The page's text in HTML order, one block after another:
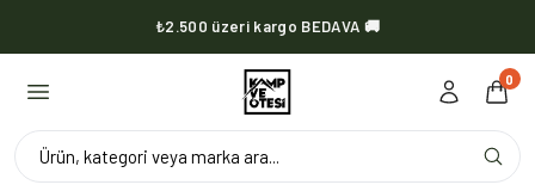
₺2.500 üzeri kargo BEDAVA 🚚
KVOX ürünlerinde kargo her zaman bedava 🔥
0
Ürün, kategori veya marka ara...